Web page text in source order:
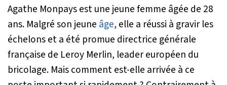
Agathe Monpays est une jeune femme âgée de 28
ans. Malgré son jeune âge, elle a réussi à gravir les
échelons et a été promue directrice générale
française de Leroy Merlin, leader européen du
bricolage. Mais comment est-elle arrivée à ce